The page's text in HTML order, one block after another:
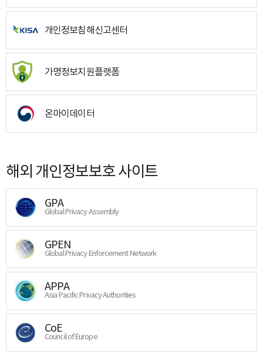
개인정보침해신고센터
가명정보지원플랫폼
온마이데이터
해외 개인정보보호 사이트
GPA
Global Privacy Assembly
GPEN
Global Privacy Enforcement Network
APPA
Asia Pacific Privacy Authorities
CoE
Council of Europe